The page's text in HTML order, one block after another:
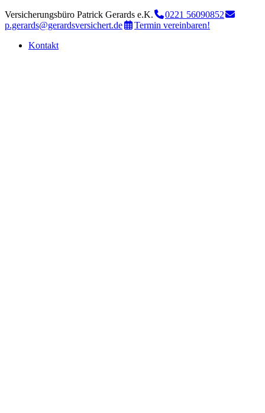
Versicherungsbüro Patrick Gerards e.K.
0221 56090852
p.gerards@gerardsversichert.de
Termin vereinbaren!
Kontakt